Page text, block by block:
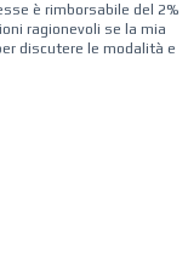
è rimborsabile del 2%
ragionevoli se la mia
discutere le modalità e